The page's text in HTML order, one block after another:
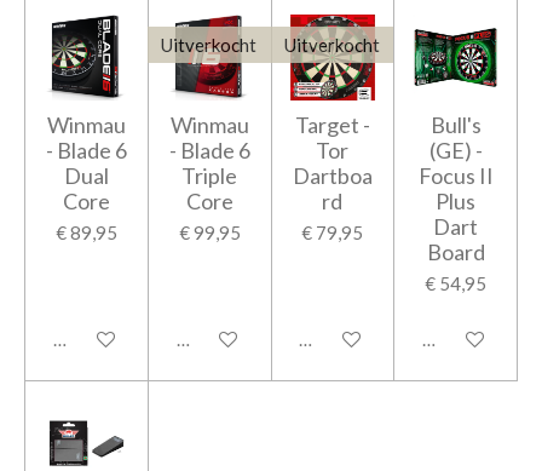
Winmau
- Blade 6
Dual
Core
€ 89,95
In winkelwagen
Uitverkocht
Winmau
- Blade 6
Triple
Core
€ 99,95
Houd mij op de hoogte
Uitverkocht
Target -
Tor
Dartboa
rd
€ 79,95
Houd mij op de hoogte
Bull's
(GE) -
Focus II
Plus
Dart
Board
€ 54,95
In